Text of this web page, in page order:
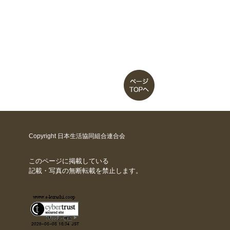
Copyright 日本生活協同組合連合会
このページに掲載している
記載・写真の無断転載を禁止します。